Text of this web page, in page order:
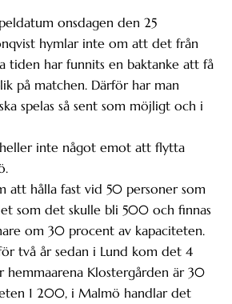
onsdagen den 25
hymlar inte om att det från
tiden har funnits en baktanke att få
på matchen. Därför har man
spelas så sent som möjligt och i
inte något emot att flytta
att hålla fast vid 50 personer som
som det skulle bli 500 och finnas
om 30 procent av kapaciteten.
två år sedan i Lund kom det 4
hemmaarena Klostergården är 30
1 200, i Malmö handlar det